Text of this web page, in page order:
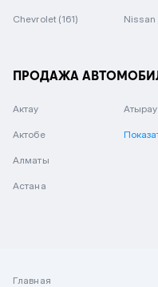
Chevrolet (161) Nissan
ПРОДАЖА
Актау
Актобе
Алматы
Астана
Атырау
Главная